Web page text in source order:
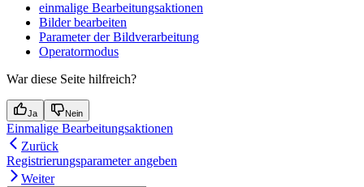
einmalige Bearbeitungsaktionen
Bilder bearbeiten
Parameter der Bildverarbeitung
Operatormodus
War diese Seite hilfreich?
Ja Nein
Einmalige Bearbeitungsaktionen
Zurück
Registrierungsparameter angeben
Weiter